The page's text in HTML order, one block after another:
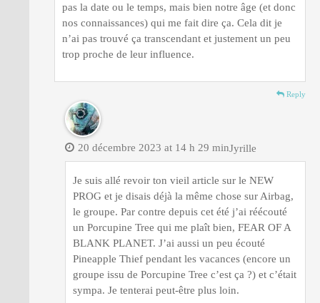
pas la date ou le temps, mais bien notre âge (et donc
nos connaissances) qui me fait dire ça. Cela dit je
n’ai pas trouvé ça transcendant et justement un peu
trop proche de leur influence.
Reply
Jyrille
20 décembre 2023 at 14 h 29 min
Je suis allé revoir ton vieil article sur le NEW
PROG et je disais déjà la même chose sur Airbag,
le groupe. Par contre depuis cet été j’ai réécouté
un Porcupine Tree qui me plaît bien, FEAR OF A
BLANK PLANET. J’ai aussi un peu écouté
Pineapple Thief pendant les vacances (encore un
groupe issu de Porcupine Tree c’est ça ?) et c’était
sympa. Je tenterai peut-être plus loin.